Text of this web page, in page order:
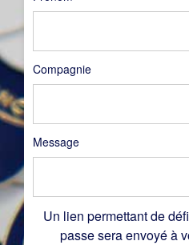
Compagnie
Message
Un lien permettant de
passe sera envoyé à